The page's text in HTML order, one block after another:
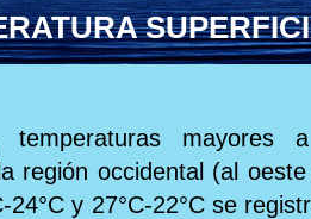
temperaturas mayores
región occidental (al
y 27°C-22°C se